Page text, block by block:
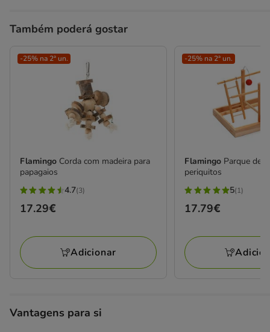
Também poderá gostar
-25% na 2ª un.
Flamingo Corda com madeira para
papagaios
4.7
estrelas
3
avaliações
4.7(3)
Preço
17.29€
Adicionar
-25% na 2ª un.
Flamingo Parque de
periquitos
5
estrelas
1
avaliações
5(1)
Preço
17.79€
Vantagens para si